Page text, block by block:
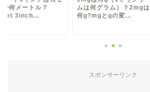
で何メートル？
3inch...
ムは何グラム）？2mgは
何g?mgとgの変...
スポンサーリンク